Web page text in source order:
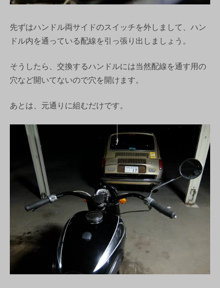
先ずはハンドル両サイドのスイッチを外しまして、ハン
ドル内を通っている配線を引っ張り出しましょう。
そうしたら、交換するハンドルには当然配線を通す用の
穴など開いてないので穴を開けます。
あとは、元通りに組むだけです。